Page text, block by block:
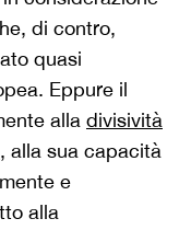
di contro,
quasi
Eppure il
alla divisività
, alla sua capacità
e
alla